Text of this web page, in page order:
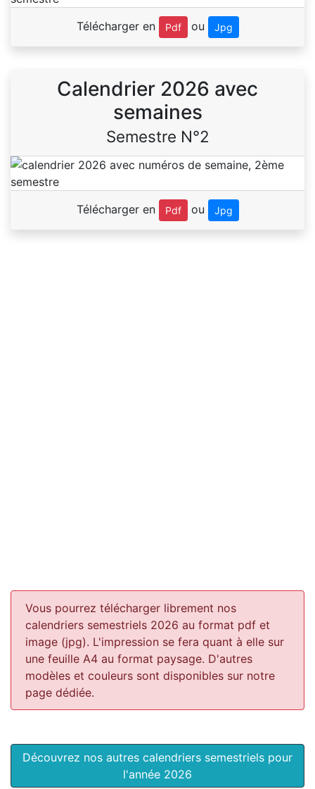
Télécharger en Pdf ou Jpg
Calendrier 2026 avec
semaines
Semestre N°2
Télécharger en Pdf ou Jpg
Vous pourrez télécharger librement nos
calendriers semestriels 2026 au format pdf et
image (jpg). L'impression se fera quant à elle sur
une feuille A4 au format paysage. D'autres
modèles et couleurs sont disponibles sur notre
page dédiée.
Découvrez nos autres calendriers semestriels pour
l'année 2026